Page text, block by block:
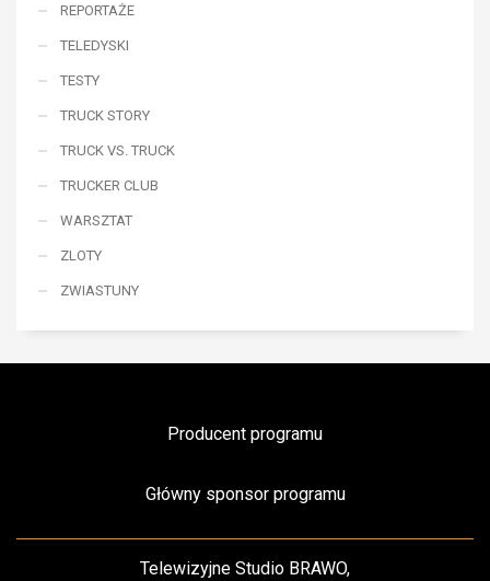
REPORTAŻE
TELEDYSKI
TESTY
TRUCK STORY
TRUCK VS. TRUCK
TRUCKER CLUB
WARSZTAT
ZLOTY
ZWIASTUNY
Producent programu
Główny sponsor programu
Telewizyjne Studio BRAWO,